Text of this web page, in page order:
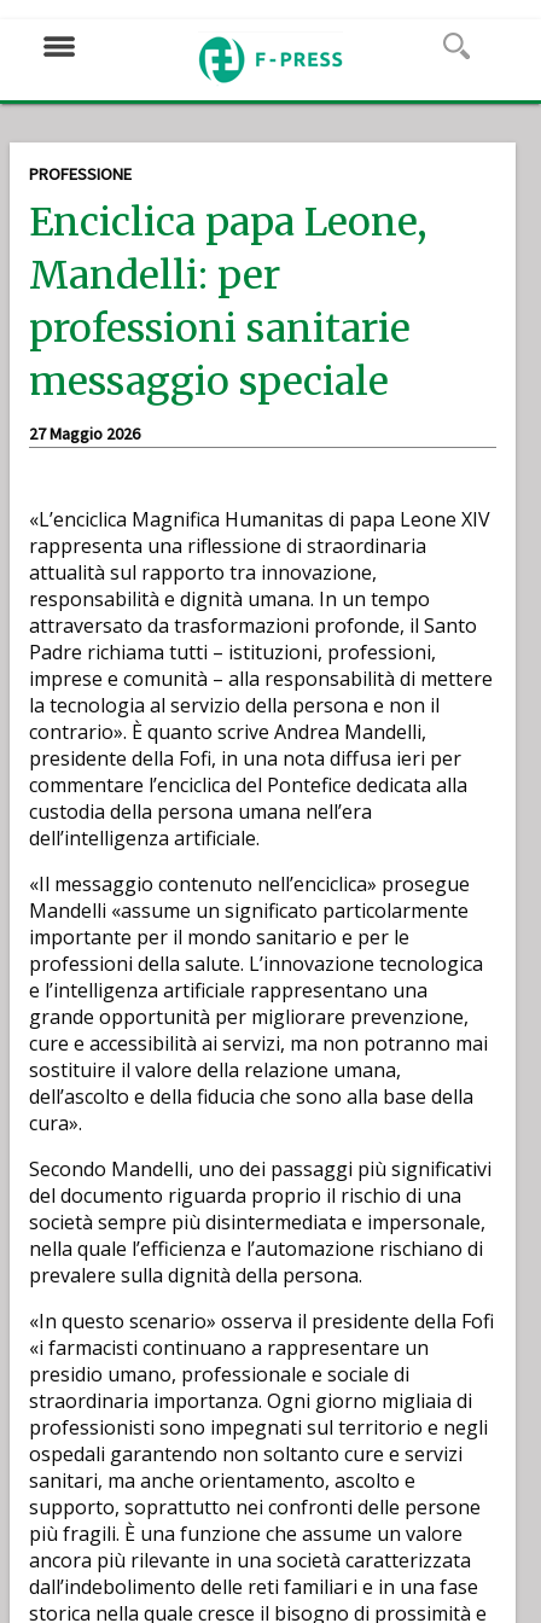
PROFESSIONE
Enciclica papa Leone,
Mandelli: per
professioni sanitarie
messaggio speciale
27 Maggio 2026
«L’enciclica Magnifica Humanitas di papa Leone XIV
rappresenta una riflessione di straordinaria
attualità sul rapporto tra innovazione,
responsabilità e dignità umana. In un tempo
attraversato da trasformazioni profonde, il Santo
Padre richiama tutti – istituzioni, professioni,
imprese e comunità – alla responsabilità di mettere
la tecnologia al servizio della persona e non il
contrario». È quanto scrive Andrea Mandelli,
presidente della Fofi, in una nota diffusa ieri per
commentare l’enciclica del Pontefice dedicata alla
custodia della persona umana nell’era
dell’intelligenza artificiale.
«Il messaggio contenuto nell’enciclica» prosegue
Mandelli «assume un significato particolarmente
importante per il mondo sanitario e per le
professioni della salute. L’innovazione tecnologica
e l’intelligenza artificiale rappresentano una
grande opportunità per migliorare prevenzione,
cure e accessibilità ai servizi, ma non potranno mai
sostituire il valore della relazione umana,
dell’ascolto e della fiducia che sono alla base della
cura».
Secondo Mandelli, uno dei passaggi più significativi
del documento riguarda proprio il rischio di una
società sempre più disintermediata e impersonale,
nella quale l’efficienza e l’automazione rischiano di
prevalere sulla dignità della persona.
«In questo scenario» osserva il presidente della Fofi
«i farmacisti continuano a rappresentare un
presidio umano, professionale e sociale di
straordinaria importanza. Ogni giorno migliaia di
professionisti sono impegnati sul territorio e negli
ospedali garantendo non soltanto cure e servizi
sanitari, ma anche orientamento, ascolto e
supporto, soprattutto nei confronti delle persone
più fragili. È una funzione che assume un valore
ancora più rilevante in una società caratterizzata
dall’indebolimento delle reti familiari e in una fase
storica nella quale cresce il bisogno di prossimità e